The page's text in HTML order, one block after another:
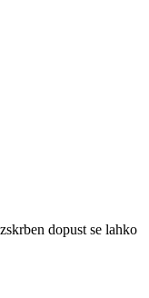
dopust se lahko